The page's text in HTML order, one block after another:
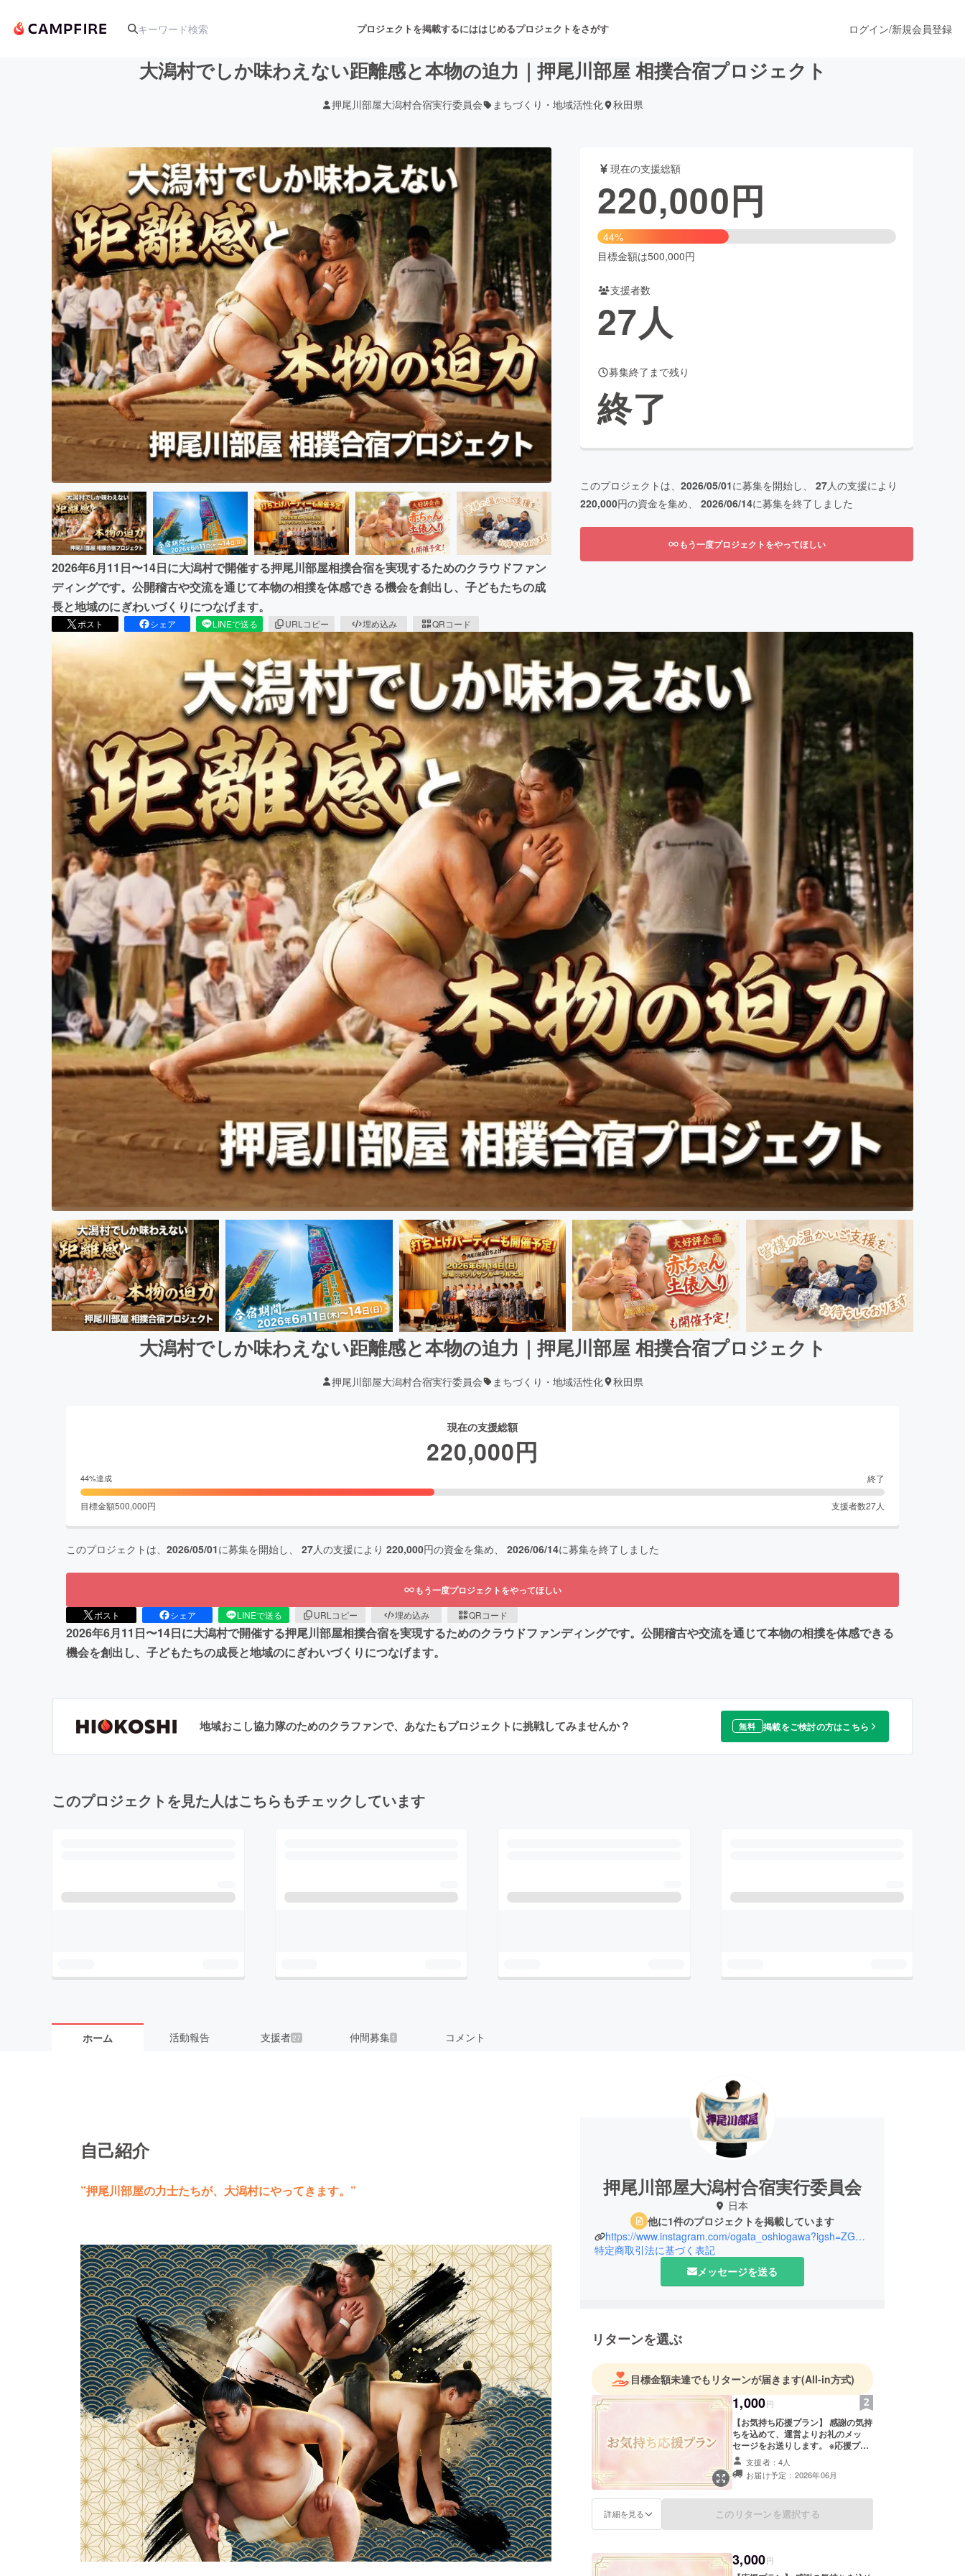
プロジェクトを掲載するにははじめるプロジェクトをさがす
アート・写真 音楽 舞台・パフォーマンス
テクノロジー・ガジェット ゲーム・サービス開発 フード・飲食店 ファッション
映像・映画 書籍・雑誌出版 アニメ・漫画
ビジネス・起業 チャレンジ ビューティー・ヘルスケア
まちづくり・地域活性化
CAMPFIRE for Social GoodCAMPFIRE Creation
CAMPFIREふるさと納税machi-yaコミュニティ
ログイン/新規会員登録
大潟村でしか味わえない距離感と本物の迫力｜押尾川部屋 相撲合宿プロジェクト
押尾川部屋大潟村合宿実行委員会 まちづくり・地域活性化 秋田県
2026年6月11日〜14日に大潟村で開催する押尾川部屋相撲合宿を実現するためのクラウドファン
ディングです。公開稽古や交流を通じて本物の相撲を体感できる機会を創出し、子どもたちの成
長と地域のにぎわいづくりにつなげます。
ポスト シェア LINEで送る URLコピー 埋め込み QRコード
現在の支援総額
220,000円
44%
目標金額は500,000円
支援者数
27人
募集終了まで残り
終了
このプロジェクトは、 2026/05/01に募集を開始し、 27人の支援により
220,000円の資金を集め、 2026/06/14に募集を終了しました
もう一度プロジェクトをやってほしい
大潟村でしか味わえない距離感と本物の迫力｜押尾川部屋 相撲合宿プロジェクト
押尾川部屋大潟村合宿実行委員会 まちづくり・地域活性化 秋田県
現在の支援総額
220,000円
44%達成 終了
目標金額500,000円 支援者数27人
このプロジェクトは、 2026/05/01に募集を開始し、 27人の支援により 220,000円の資金を集め、 2026/06/14に募集を終了しました
もう一度プロジェクトをやってほしい
ポスト シェア LINEで送る URLコピー 埋め込み QRコード
2026年6月11日〜14日に大潟村で開催する押尾川部屋相撲合宿を実現するためのクラウドファンディングです。公開稽古や交流を通じて本物の相撲を体感できる
機会を創出し、子どもたちの成長と地域のにぎわいづくりにつなげます。
地域おこし協力隊のためのクラファンで、あなたもプロジェクトに挑戦してみませんか？ 無料 掲載をご検討の方はこちら
このプロジェクトを見た人はこちらもチェックしています
ホーム 活動報告 支援者 27 仲間募集 1 コメント
自己紹介
”押尾川部屋の力士たちが、大潟村にやってきます。” 押尾川部屋大潟村合宿実行委員会
日本
他に1件のプロジェクトを掲載しています
https://www.instagram.com/ogata_oshiogawa?igsh=ZGR1a3FwaHh2ejZ3&utm_source=qr
特定商取引法に基づく表記
メッセージを送る
リターンを選ぶ
目標金額未達でもリターンが届きます(All-in方式)
1,000円
【お気持ち応援プラン】 感謝の気持
ちを込めて、運営よりお礼のメッ
セージをお送りします。 ※応援プラ
ンは価格に関わらず内容は同じで
す。支援者：4人
お届け予定：2026年06月
詳細を見る このリターンを選択する
3,000円